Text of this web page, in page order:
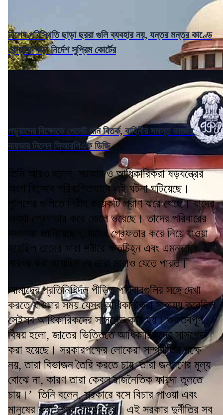
বিশেষ পরিস্থিতি ছাড়া ছররা গুলি ব্যবহার নয়, যন্তর মন্তর কাণ্ডে
কেন্দ্রকে কড়া নির্দেশ সুপ্রিম কোর্টের
পড়ুয়াদের বিক্ষোভে পেলেট গান বিতর্ক, বাহিনীর সমস্ত কাজের
দায়ভার নিলেন সিআরপিএফ ডিজি
তিনি আরও বলেন, সরকার ও আধিকারিকরা ষড়যন্ত্রের
অংশ হিসেবে পরিকল্পিতভাবে এই ঘটনা ঘটিয়েছে।
পুলিশের গুলিতে নিরীহ কয়েকটি প্রাণ ঝরে গেছে। যাদের
অযথা গ্রেফতার করে জেলে ভরেছে। তাদের পরিবারের
সদস্যরা জানিয়েছেন, যাদের গ্রেফতার করে নিয়ে যাওয়া
হয়েছিল তাদের সারা শরীরে ক্ষতচিহ্ন এবং এমনভাবে
মারধর করা হয়েছিল যে তারা মারাও যেতে পারত।
আমাদের প্রতিনিধিদল পীড়িত পরিবারগুলির সঙ্গে দেখা
করতে যাওয়ার সময় যেসব আধিকারিকরা সাহায্য করেছিল
সেইসব আধিকারিকদের সাসপেন্ড করা হয়। গুরুত্বপূর্ণ
বিষয় হলো, জাতের ভিত্তিতে আধিকারিকদের সাসপেন্ড
করা হয়েছে। সরকারপক্ষের লোকেরা সম্প্রীতির পক্ষে
নয়, তারা বিভাজন তৈরি করতে চায়, তারা জনগণের মূল্য
বোঝে না, কারণ তারা কেবল রাজনৈতিক ফায়দা তুলতে
চায়।’ তিনি বলেন, সরকারে বসে বিচার পাওয়া এবং
মানুষের কথা শোনা সম্ভব নয়। এই সরকার দুর্নীতির সব